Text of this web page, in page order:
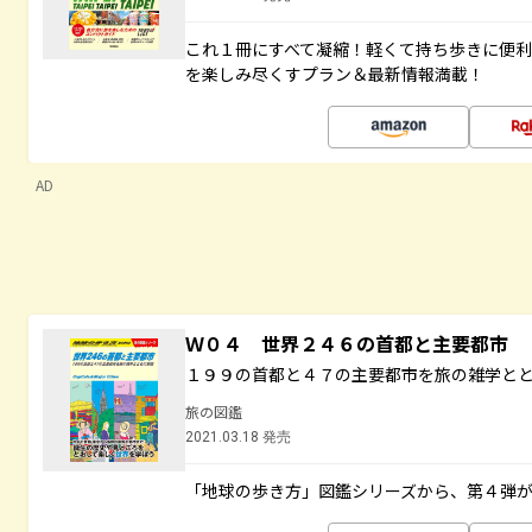
これ１冊にすべて凝縮！軽くて持ち歩きに便
を楽しみ尽くすプラン＆最新情報満載！
AD
Ｗ０４ 世界２４６の首都と主要都市
１９９の首都と４７の主要都市を旅の雑学と
旅の図鑑
2021.03.18 発売
「地球の歩き方」図鑑シリーズから、第４弾